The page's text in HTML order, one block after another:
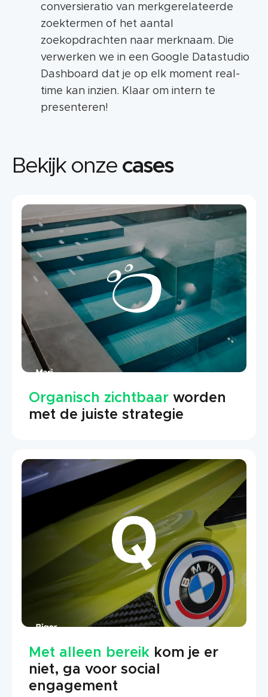
conversieratio van merkgerelateerde
zoektermen of het aantal
zoekopdrachten naar merknaam. Die
verwerken we in een Google Datastudio
Dashboard dat je op elk moment real-
time kan inzien. Klaar om intern te
presenteren!
Bekijk onze cases
Organisch zichtbaar worden
met de juiste strategie
Met alleen bereik kom je er
niet, ga voor social
engagement